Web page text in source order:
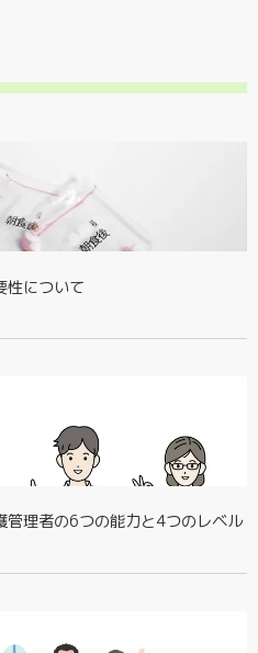
性について
管理者の6つの能力と4つのレベル